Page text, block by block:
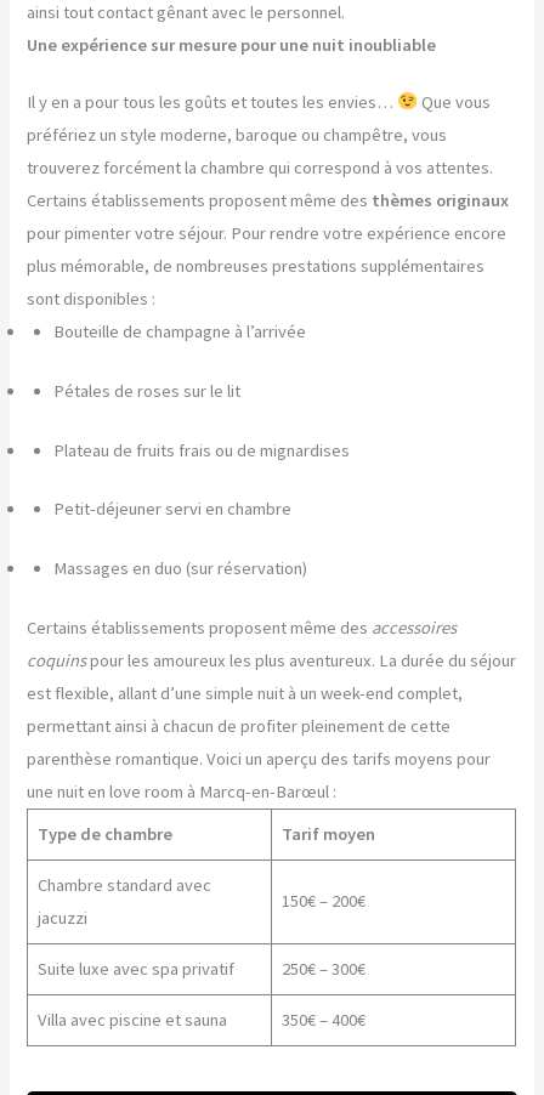
ainsi tout contact gênant avec le personnel.
Une expérience sur mesure pour une nuit inoubliable
Il y en a pour tous les goûts et toutes les envies…
Que vous
préfériez un style moderne, baroque ou champêtre, vous
trouverez forcément la chambre qui correspond à vos attentes.
Certains établissements proposent même des thèmes originaux
pour pimenter votre séjour. Pour rendre votre expérience encore
plus mémorable, de nombreuses prestations supplémentaires
sont disponibles :
Bouteille de champagne à l’arrivée
Pétales de roses sur le lit
Plateau de fruits frais ou de mignardises
Petit-déjeuner servi en chambre
Massages en duo (sur réservation)
Certains établissements proposent même des accessoires
coquinspour les amoureux les plus aventureux. La durée du séjour
est flexible, allant d’une simple nuit à un week-end complet,
permettant ainsi à chacun de profiter pleinement de cette
parenthèse romantique. Voici un aperçu des tarifs moyens pour
une nuit en love room à Marcq-en-Barœul :
Type de chambre
Tarif moyen
Chambre standard avec
jacuzzi
150€ – 200€
Suite luxe avec spa privatif 250€ – 300€
Villa avec piscine et sauna 350€ – 400€